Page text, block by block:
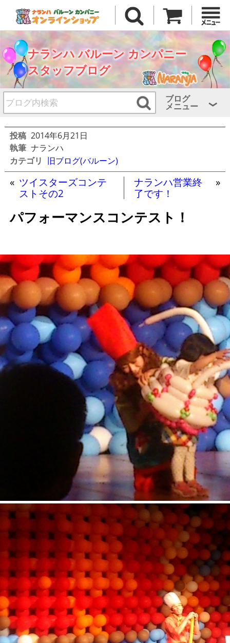
ナランハ バルーン カンパニー
スタッフブログ
ブログ
メニュー
投稿 2014年6月21日
執筆 ナランハ
カテゴリ 旧ブログ(バルーン)
« ツイスターズコンテ
ストその2
ナランハ営業終
了です！
»
パフォーマンスコンテスト！